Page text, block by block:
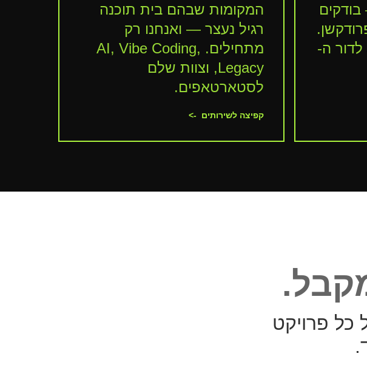
נגישות, ביצועים, SEO לדור ה-
המקומות שבהם בית תוכנה
רגיל נעצר — ואנחנו רק
מתחילים. AI, Vibe Coding,
Legacy, וצוות שלם
לסטארטאפים.
קפיצה לשירותים ->
פרויקט